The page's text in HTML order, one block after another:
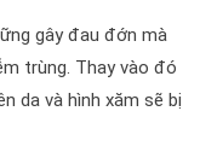
gây đau đớn mà
trùng. Thay vào đó
da và hình xăm sẽ bị